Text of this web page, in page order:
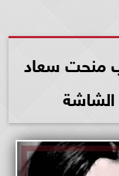
5 أسباب منحت سعاد